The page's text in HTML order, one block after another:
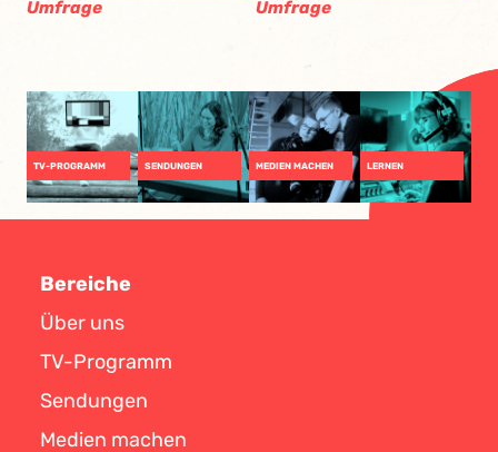
Umfrage Umfrage
TV-PROGRAMM SENDUNGEN MEDIEN MACHEN LERNEN
Bereiche
Über uns
TV-Programm
Sendungen
Medien machen